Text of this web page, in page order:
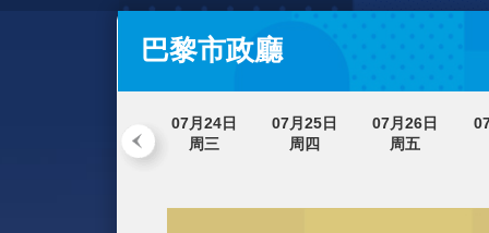
CCTV.節目官網 直播 節目單
總賽程 | 金
巴黎市政廳